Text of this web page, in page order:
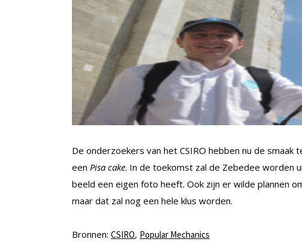
De onderzoekers van het CSIRO hebben nu de
een Pisa cake. In de toekomst zal de Zebedee worden
beeld een eigen foto heeft. Ook zijn er wilde plannen
maar dat zal nog een hele klus worden.
Bronnen: CSIRO, Popular Mechanics